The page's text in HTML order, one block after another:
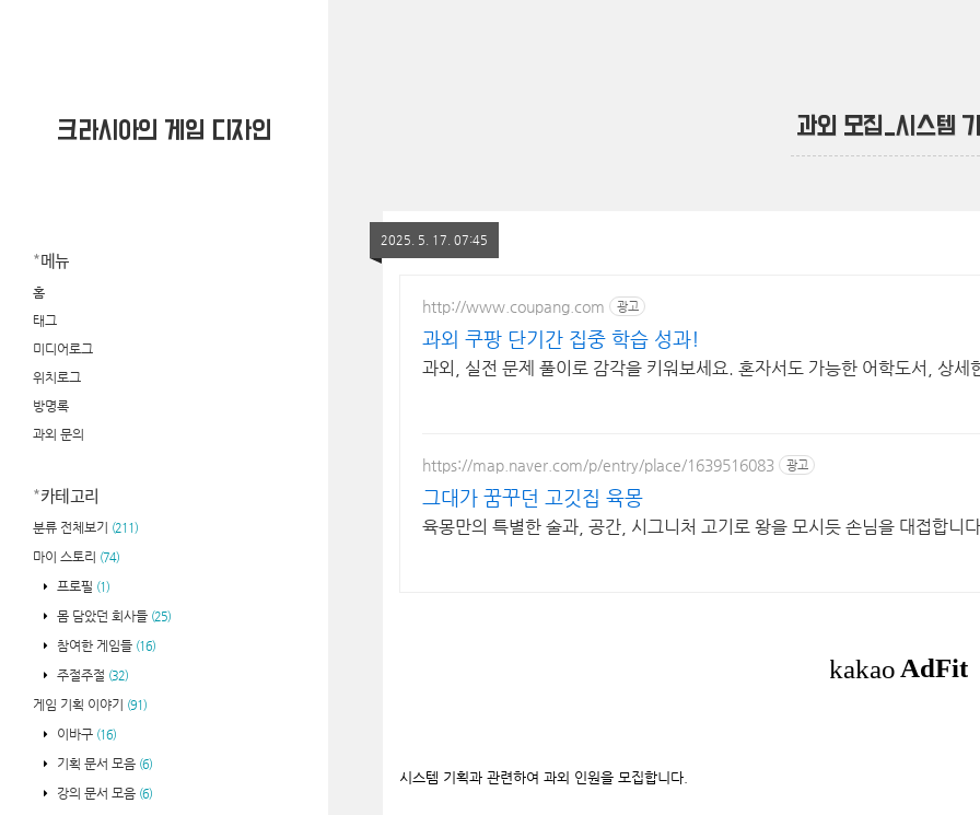
크라시아의 게임 디자인
메뉴
홈
태그
미디어로그
위치로그
방명록
과외 문의
카테고리
분류 전체보기 (211)
마이 스토리 (74)
프로필 (1)
몸 담았던 회사들 (25)
참여한 게임들 (16)
주절주절 (32)
게임 기획 이야기 (91)
이바구 (16)
기획 문서 모음 (6)
강의 문서 모음 (6)
과외 모집_시스템
2025. 5. 17. 07:45
http://www.coupang.com 광고
과외 쿠팡 단기간 집중 학습 성과!
과외, 실전 문제 풀이로 감각을 키워보세요. 혼자서도 가능한 어학도서, 상세
https://map.naver.com/p/entry/place/1639516083 광고
그대가 꿈꾸던 고깃집 육몽
육몽만의 특별한 술과, 공간, 시그니처 고기로 왕을 모시듯 손님을 대접합니다
시스템 기획과 관련하여 과외 인원을 모집합니다.